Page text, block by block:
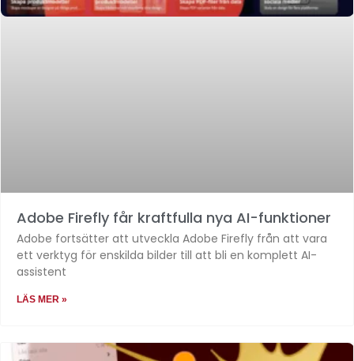
Adobe Firefly får kraftfulla nya AI-funktioner
Adobe fortsätter att utveckla Adobe Firefly från att vara
ett verktyg för enskilda bilder till att bli en komplett AI-
assistent
LÄS MER »